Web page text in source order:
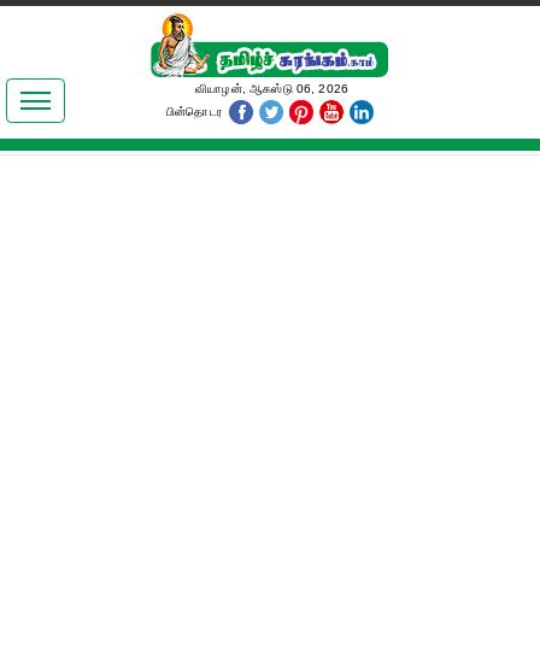
இலக்கியங்கள்
தமிழ் உலகம்
வியாழன், ஆகஸ்டு 06, 2026
பின்தொடர